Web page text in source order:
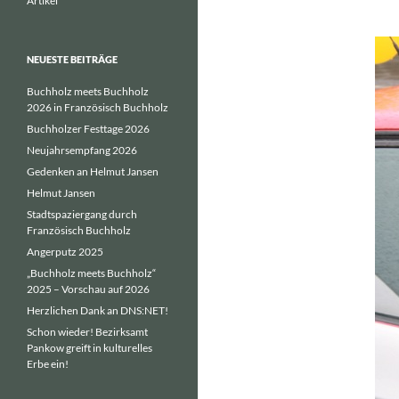
NEUESTE BEITRÄGE
Buchholz meets Buchholz
2026 in Französisch Buchholz
Buchholzer Festtage 2026
Neujahrsempfang 2026
Gedenken an Helmut Jansen
Helmut Jansen
Stadtspaziergang durch
Französisch Buchholz
Angerputz 2025
„Buchholz meets Buchholz“
2025 – Vorschau auf 2026
Herzlichen Dank an DNS:NET!
Schon wieder! Bezirksamt
Pankow greift in kulturelles
Erbe ein!